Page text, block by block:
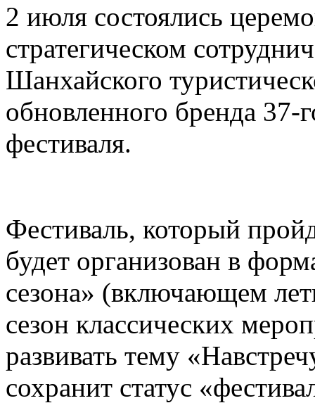
2 июля состоялись
стратегическом
Шанхайского
обновленного бренда 37-
фестиваля.
Фестиваль, который
будет организован в
сезона» (включающем
сезон классических
развивать тему
сохранит статус